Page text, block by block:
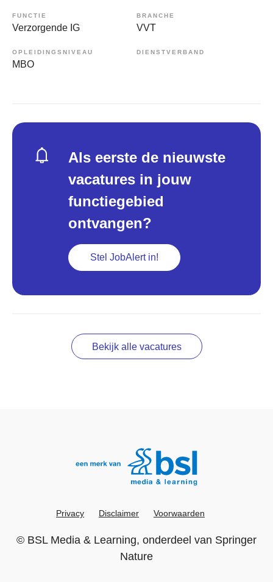
FUNCTIE
Verzorgende IG
BRANCHE
VVT
OPLEIDINGSNIVEAU
MBO
DIENSTVERBAND
Als eerste de nieuwste
vacatures in jouw
functiegebied
ontvangen?
Stel JobAlert in!
Bekijk alle vacatures
Privacy Disclaimer Voorwaarden
© BSL Media & Learning, onderdeel van Springer
Nature